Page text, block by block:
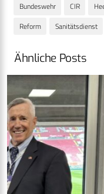
Bundeswehr CIR
Reform
Sanitätsdienst
Ähnliche Posts